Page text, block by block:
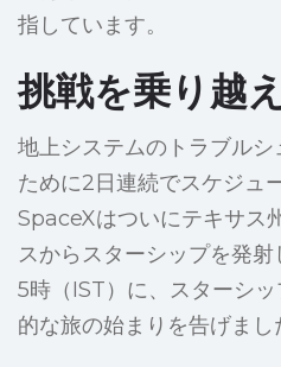
指しています。
挑戦を乗り越
地上システムのトラブル
ために2日連続でスケジュ
SpaceXはついにテキサス
スからスターシップを発
5時（IST）に、スターシ
的な旅の始まりを告げまし